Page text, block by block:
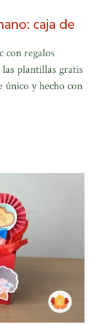
caja de
con regalos
plantillas gratis
único y hecho con